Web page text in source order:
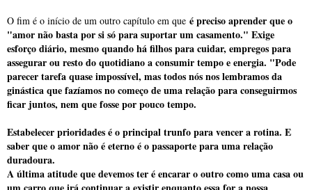
O fim é o início de um outro capítulo em que é preciso aprender que o
"amor não basta por si só para suportar um casamento." Exige
esforço diário, mesmo quando há filhos para cuidar, empregos para
assegurar ou resto do quotidiano a consumir tempo e energia. "Pode
parecer tarefa quase impossível, mas todos nós nos lembramos da
ginástica que fazíamos no começo de uma relação para conseguirmos
ficar juntos, nem que fosse por pouco tempo.
Estabelecer prioridades é o principal trunfo para vencer a rotina. E
saber que o amor não é eterno é o passaporte para uma relação
duradoura.
A última atitude que devemos ter é encarar o outro como uma casa ou